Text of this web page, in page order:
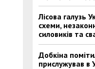
Лісова галузь
схеми,
силовиків та
Добкіна
прислужував